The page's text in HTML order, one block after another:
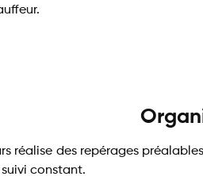
réalise des repérages
constant.